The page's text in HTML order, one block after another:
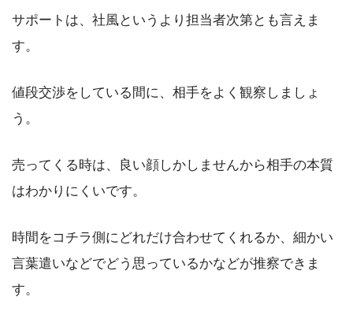
サポートは、社風というより担当者次第とも言えま
す。
値段交渉をしている間に、相手をよく観察しましょ
う。
売ってくる時は、良い顔しかしませんから相手の本質
はわかりにくいです。
時間をコチラ側にどれだけ合わせてくれるか、細かい
言葉遣いなどでどう思っているかなどが推察できま
す。